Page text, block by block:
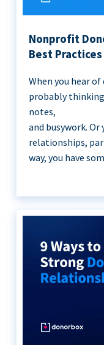
Nonprofit
Best Practices
When you hear
probably
notes,
and busywork.
relationships,
way, you have